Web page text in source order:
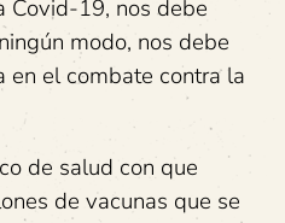
Covid-19, nos debe
modo, nos debe
en el combate contra la
de salud con que
de vacunas que se